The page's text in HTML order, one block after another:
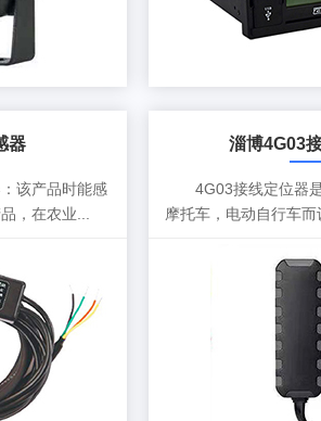
器
该产品时能感
，在农业...
淄博4G03
4G03接线定位器是
摩托车，电动自行车而